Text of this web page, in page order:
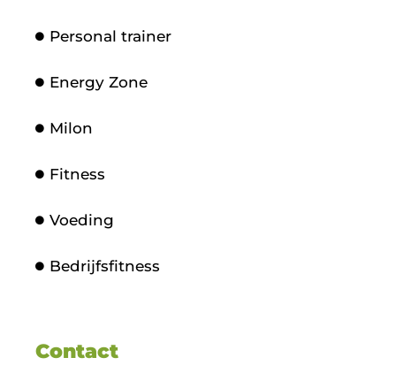
Personal trainer
Energy Zone
Milon
Fitness
Voeding
Bedrijfsfitness
Contact